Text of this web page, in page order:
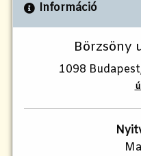
Információ
Börzsöny
1098